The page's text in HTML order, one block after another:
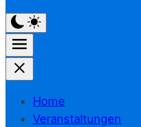
Home
Veranstaltungen